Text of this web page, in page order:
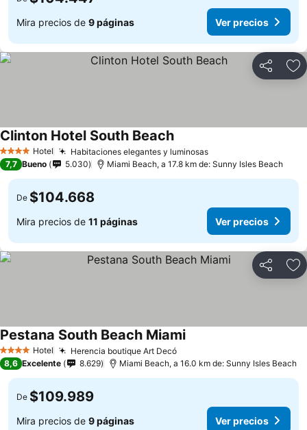
Mira precios de 9 páginas Ver precios
Compartir
4 EstrellasHotel Habitaciones elegantes y luminosas
Clinton Hotel South Beach
7,7 Bueno 5.030 Miami Beach, a 17.8 km de: Sunny Isles Beach
De $104.668
Mira precios de 11 páginas Ver precios
Compartir
4 EstrellasHotel Herencia boutique Art Decó
Pestana South Beach Miami
8,6 Excelente 8.629 Miami Beach, a 16.0 km de: Sunny Isles Beach
De $109.989
Mira precios de 9 páginas Ver precios